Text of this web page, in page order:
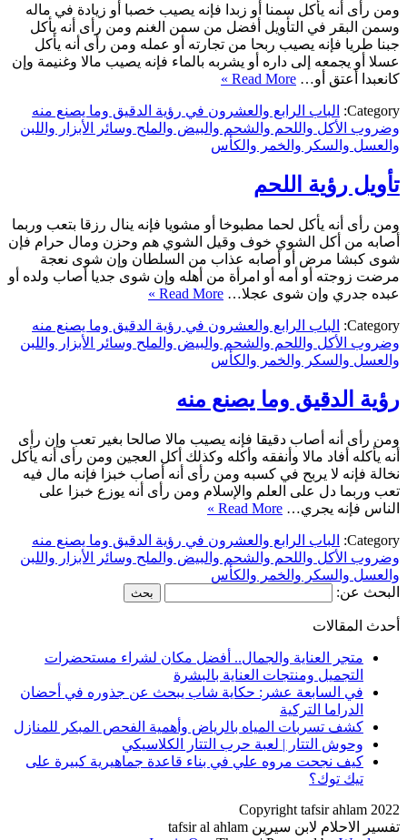
ومن رأى أنه يأكل سمنا أو زبدا فإنه يصيب خصبا أو زيادة في ماله
وسمن البقر في التأويل أفضل من سمن الغنم ومن رأى أنه يأكل
جبنا طريا فإنه يصيب ربحا من تجارته أو عمله ومن رأى أنه يأكل
عسلا أو يجمعه إلى داره أو يشربه بالماء فإنه يصيب مالا وغنيمة وإن
كانعبدا أعتق أو… Read More »
Category:
الباب الرابع والعشرون في رؤية الدقيق وما يصنع منه
وضروب الأكل واللحم والشحم والبيض والملح وسائر الأبزار واللبن
والعسل والسكر والخمر والكأس
تأويل رؤية اللحم
ومن رأى أنه يأكل لحما مطبوخا أو مشويا فإنه ينال رزقا بتعب وربما
أصابه من أكل الشوي خوف وقيل الشوي هم وحزن ومال حرام فإن
شوى كبشا مرض أو أصابه عذاب من السلطان وإن شوى نعجة
مرضت زوجته أو أمه أو امرأة من أهله وإن شوى جديا أصاب ولده أو
عبده جدري وإن شوى عجلا… Read More »
Category:
الباب الرابع والعشرون في رؤية الدقيق وما يصنع منه
وضروب الأكل واللحم والشحم والبيض والملح وسائر الأبزار واللبن
والعسل والسكر والخمر والكأس
رؤية الدقيق وما يصنع منه
ومن رأى أنه أصاب دقيقا فإنه يصيب مالا صالحا بغير تعب وإن رأى
أنه يأكله أفاد مالا وأنفقه وأكله وكذلك أكل العجين ومن رأى أنه يأكل
نخالة فإنه لا يربح في كسبه ومن رأى أنه أصاب خبزا فإنه مال فيه
تعب وربما دل على العلم والإسلام ومن رأى أنه يوزع خبزا على
الناس فإنه يجري… Read More »
Category:
الباب الرابع والعشرون في رؤية الدقيق وما يصنع منه
وضروب الأكل واللحم والشحم والبيض والملح وسائر الأبزار واللبن
والعسل والسكر والخمر والكأس
البحث عن:
أحدث المقالات
متجر العناية والجمال.. أفضل مكان لشراء مستحضرات
التجميل ومنتجات العناية بالبشرة
في السابعة عشر: حكاية شاب يبحث عن جذوره في أحضان
الدراما التركية
كشف تسربات المياه بالرياض وأهمية الفحص المبكر للمنازل
وحوش التتار | لعبة حرب التتار الكلاسيكي
كيف نجحت مروه علي في بناء قاعدة جماهيرية كبيرة على
تيك توك؟
Copyright tafsir ahlam 2022
تفسير الاحلام لابن سيرين tafsir al ahlam